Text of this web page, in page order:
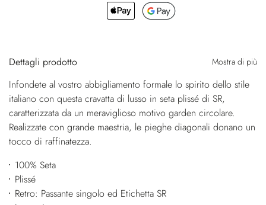
Dettagli prodotto Mostra di più
Infondete al vostro abbigliamento formale lo spirito dello stile
italiano con questa cravatta di lusso in seta plissé di SR,
caratterizzata da un meraviglioso motivo garden circolare.
Realizzate con grande maestria, le pieghe diagonali donano un
tocco di raffinatezza.
100% Seta
Plissé
Retro: Passante singolo ed Etichetta SR